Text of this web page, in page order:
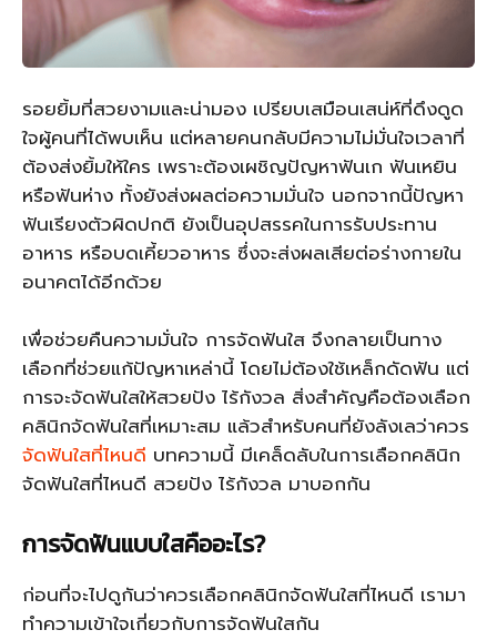
รอยยิ้มที่สวยงามและน่ามอง เปรียบเสมือนเสน่ห์ที่ดึงดูด
ใจผู้คนที่ได้พบเห็น แต่หลายคนกลับมีความไม่มั่นใจเวลาที่
ต้องส่งยิ้มให้ใคร เพราะต้องเผชิญปัญหาฟันเก ฟันเหยิน
หรือฟันห่าง ทั้งยังส่งผลต่อความมั่นใจ นอกจากนี้ปัญหา
ฟันเรียงตัวผิดปกติ ยังเป็นอุปสรรคในการรับประทาน
อาหาร หรือบดเคี้ยวอาหาร ซึ่งจะส่งผลเสียต่อร่างกายใน
อนาคตได้อีกด้วย
เพื่อช่วยคืนความมั่นใจ การจัดฟันใส จึงกลายเป็นทาง
เลือกที่ช่วยแก้ปัญหาเหล่านี้ โดยไม่ต้องใช้เหล็กดัดฟัน แต่
การจะจัดฟันใสให้สวยปัง ไร้กังวล สิ่งสำคัญคือต้องเลือก
คลินิกจัดฟันใสที่เหมาะสม แล้วสำหรับคนที่ยังลังเลว่าควร
จัดฟันใสที่ไหนดี บทความนี้ มีเคล็ดลับในการเลือกคลินิก
จัดฟันใสที่ไหนดี สวยปัง ไร้กังวล มาบอกกัน
การจัดฟันแบบใสคืออะไร?
ก่อนที่จะไปดูกันว่าควรเลือกคลินิกจัดฟันใสที่ไหนดี เรามา
ทำความเข้าใจเกี่ยวกับการจัดฟันใสกัน